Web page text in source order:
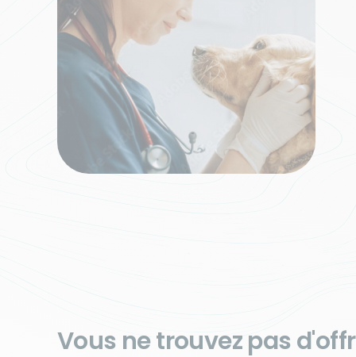
Vous ne trouvez pas